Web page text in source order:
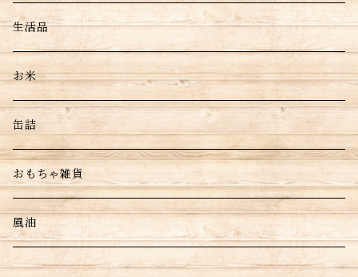
生活品
お米
缶詰
おもちゃ雑貨
風油